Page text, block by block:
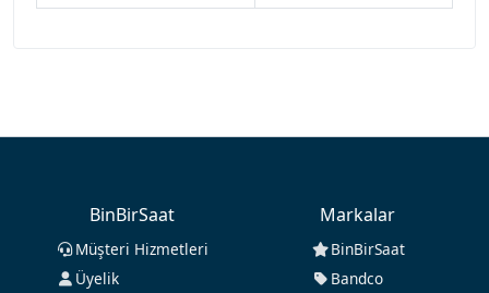
BinBirSaat
Müşteri Hizmetleri
Üyelik
Markalar
BinBirSaat
Bandco